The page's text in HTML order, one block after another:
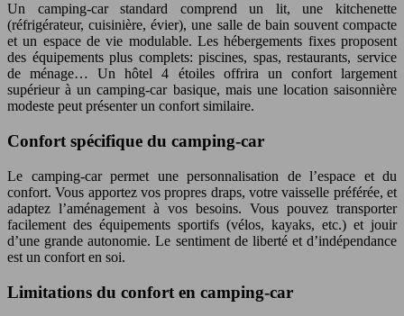
Un camping-car standard comprend un lit, une kitchenette
(réfrigérateur, cuisinière, évier), une salle de bain souvent compacte
et un espace de vie modulable. Les hébergements fixes proposent
des équipements plus complets: piscines, spas, restaurants, service
de ménage… Un hôtel 4 étoiles offrira un confort largement
supérieur à un camping-car basique, mais une location saisonnière
modeste peut présenter un confort similaire.
Confort spécifique du camping-car
Le camping-car permet une personnalisation de l’espace et du
confort. Vous apportez vos propres draps, votre vaisselle préférée, et
adaptez l’aménagement à vos besoins. Vous pouvez transporter
facilement des équipements sportifs (vélos, kayaks, etc.) et jouir
d’une grande autonomie. Le sentiment de liberté et d’indépendance
est un confort en soi.
Limitations du confort en camping-car